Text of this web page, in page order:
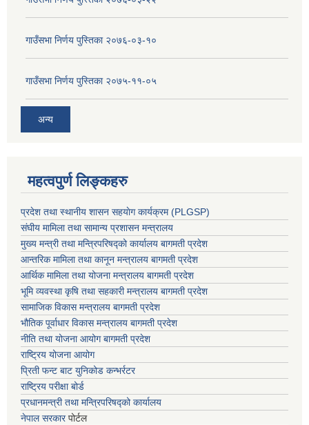
गाउँसभा निर्णय पुस्तिका २०७६-०३-१०
गाउँसभा निर्णय पुस्तिका २०७५-११-०५
अन्य
महत्वपुर्ण लिङ्कहरु
प्रदेश तथा स्थानीय शासन सहयाेग कार्यक्रम (PLGSP)
संघीय मामिला तथा सामान्य प्रशासन मन्त्रालय
मुख्य मन्त्री तथा मन्त्रिपरिषद्को कार्यालय बागमती प्रदेश
आन्तरिक मामिला तथा कानून मन्त्रालय बागमती प्रदेश
आर्थिक मामिला तथा योजना मन्त्रालय बागमती प्रदेश
भूमि व्यवस्था कृषि तथा सहकारी मन्त्रालय बागमती प्रदेश
सामाजिक विकास मन्त्रालय बागमती प्रदेश
भौतिक पूर्वाधार विकास मन्त्रालय बागमती प्रदेश
नीति तथा योजना आयोग बागमती प्रदेश
राष्ट्रिय योजना आयोग
प्रिती फन्ट बाट युनिकोड कन्भर्रटर
राष्ट्रिय परीक्षा बोर्ड
प्रधानमन्त्री तथा मन्त्रिपरिषद्को कार्यालय
नेपाल सरकारपोर्टल